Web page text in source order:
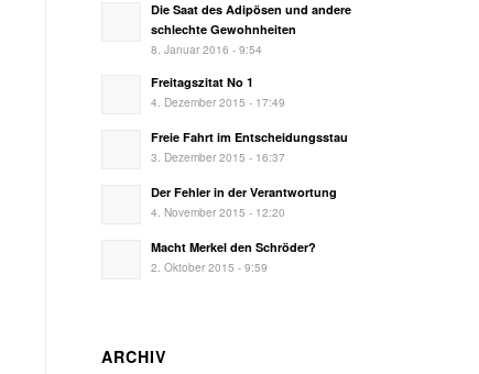
Die Saat des Adipösen und andere
schlechte Gewohnheiten
8. Januar 2016 - 9:54
Freitagszitat No 1
4. Dezember 2015 - 17:49
Freie Fahrt im Entscheidungsstau
3. Dezember 2015 - 16:37
Der Fehler in der Verantwortung
4. November 2015 - 12:20
Macht Merkel den Schröder?
2. Oktober 2015 - 9:59
ARCHIV